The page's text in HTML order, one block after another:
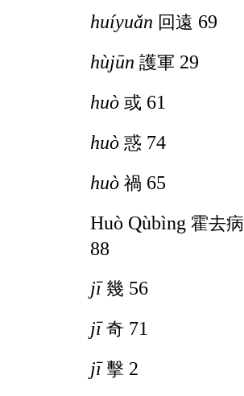
huíyuǎn 回遠 69
hùjūn 護軍 29
huò 或 61
huò 惑 74
huò 禍 65
Huò Qùbìng 霍去病
88
jī 幾 56
jī奇 71
jī 擊 2